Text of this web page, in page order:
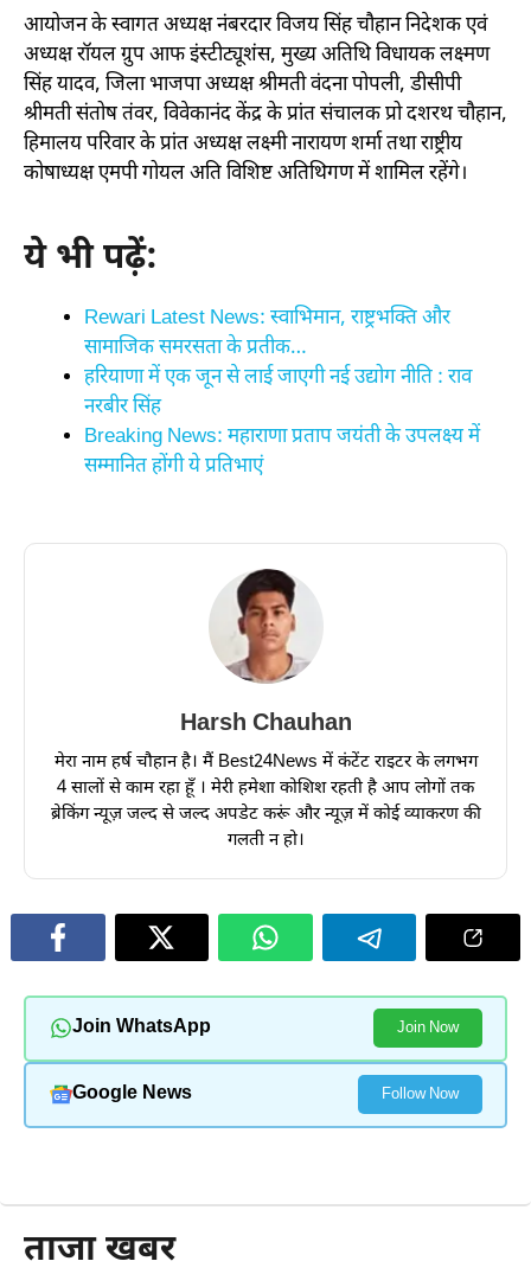
आयोजन के स्वागत अध्यक्ष नंबरदार विजय सिंह चौहान निदेशक एवं
अध्यक्ष रॉयल ग्रुप आफ इंस्टीट्यूशंस, मुख्य अतिथि विधायक लक्ष्मण
सिंह यादव, जिला भाजपा अध्यक्ष श्रीमती वंदना पोपली, डीसीपी
श्रीमती संतोष तंवर, विवेकानंद केंद्र के प्रांत संचालक प्रो दशरथ चौहान,
हिमालय परिवार के प्रांत अध्यक्ष लक्ष्मी नारायण शर्मा तथा राष्ट्रीय
कोषाध्यक्ष एमपी गोयल अति विशिष्ट अतिथिगण में शामिल रहेंगे।
ये भी पढ़ें:
Rewari Latest News: स्वाभिमान, राष्ट्रभक्ति और
सामाजिक समरसता के प्रतीक…
हरियाणा में एक जून से लाई जाएगी नई उद्योग नीति : राव
नरबीर सिंह
Breaking News: महाराणा प्रताप जयंती के उपलक्ष्य में
सम्मानित होंगी ये प्रतिभाएं
Harsh Chauhan
मेरा नाम हर्ष चौहान है। मैं Best24News में कंटेंट राइटर के लगभग
4 सालों से काम रहा हूँ । मेरी हमेशा कोशिश रहती है आप लोगों तक
ब्रेकिंग न्यूज़ जल्द से जल्द अपडेट करूं और न्यूज़ में कोई व्याकरण की
गलती न हो।
Join WhatsApp Join Now
Google News Follow Now
ताजा खबर